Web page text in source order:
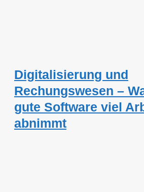
Digitalisierung und
Rechungswesen –
gute Software viel
abnimmt